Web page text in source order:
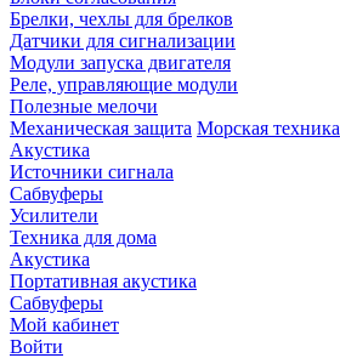
Брелки, чехлы для брелков
Датчики для сигнализации
Модули запуска двигателя
Реле, управляющие модули
Полезные мелочи
Механическая защита Морская техника
Акустика
Источники сигнала
Сабвуферы
Усилители
Техника для дома
Акустика
Портативная акустика
Сабвуферы
Мой кабинет
Войти